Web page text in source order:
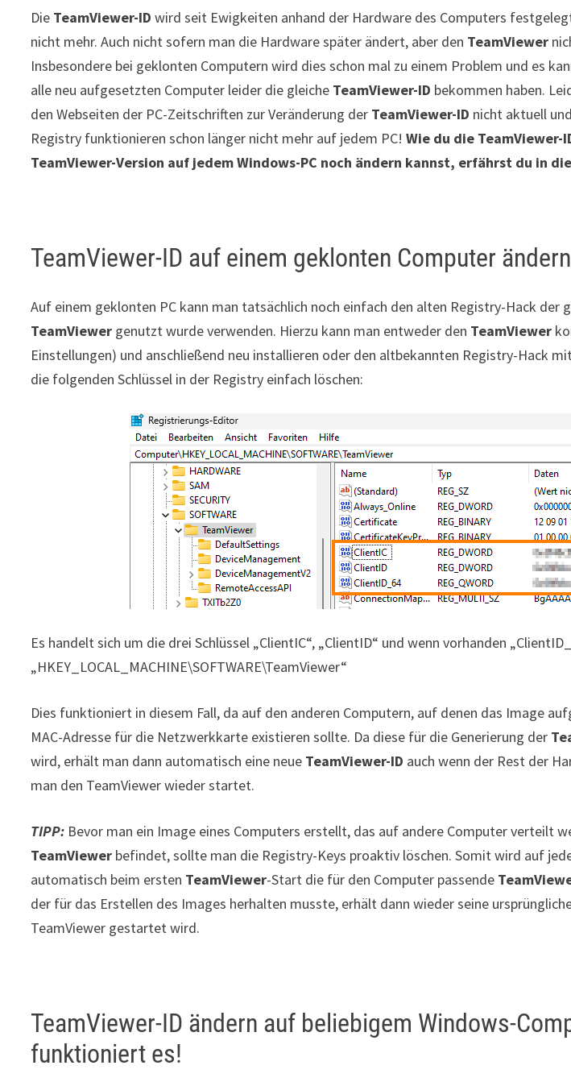
Die TeamViewer-ID wird seit Ewigkeiten anhand der Hardware des Computers
nicht mehr. Auch nicht sofern man die Hardware später ändert, aber den TeamViewer
Insbesondere bei geklonten Computern wird dies schon mal zu einem Problem und es
alle neu aufgesetzten Computer leider die gleiche TeamViewer-ID bekommen haben.
den Webseiten der PC-Zeitschriften zur Veränderung der TeamViewer-ID nicht aktuell
Registry funktionieren schon länger nicht mehr auf jedem PC!Wie du die
TeamViewer-Version auf jedem Windows-PC noch ändern kannst, erfährst du in
TeamViewer-ID auf einem geklonten Computer ändern
Auf einem geklonten PC kann man tatsächlich noch einfach den alten Registry-Hack der
TeamViewer genutzt wurde verwenden. Hierzu kann man entweder den TeamViewer
Einstellungen) und anschließend neu installieren oder den altbekannten Registry-Hack
die folgenden Schlüssel in der Registry einfach löschen:
Es handelt sich um die drei Schlüssel „ClientIC“, „ClientID“ und wenn vorhanden
„HKEY_LOCAL_MACHINE\SOFTWARE\TeamViewer“
Dies funktioniert in diesem Fall, da auf den anderen Computern, auf denen das Image
MAC-Adresse für die Netzwerkkarte existieren sollte. Da diese für die Generierung der
wird, erhält man dann automatisch eine neue TeamViewer-ID auch wenn der Rest der
man den TeamViewer wieder startet.
TIPP: Bevor man ein Image eines Computers erstellt, das auf andere Computer verteilt
TeamViewer befindet, sollte man die Registry-Keys proaktiv löschen. Somit wird auf
automatisch beim ersten TeamViewer-Start die für den Computer passende
der für das Erstellen des Images herhalten musste, erhält dann wieder seine
TeamViewer gestartet wird.
TeamViewer-ID ändern auf beliebigem Windows-
funktioniert es!